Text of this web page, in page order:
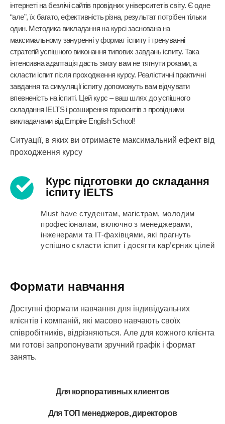
інтернеті на безлічі сайтів провідних університетів світу. Є одне
“але”, їх багато, ефективність різна, результат потрібен тільки
один. Методика викладання на курсі заснована на
максимальному зануренні у формат іспиту і тренуванні
стратегій успішного виконання типових завдань іспиту. Така
інтенсивна адаптація дасть змогу вам не тягнути роками, а
скласти іспит після проходження курсу. Реалістичні практичні
завдання та симуляції іспиту допоможуть вам відчувати
впевненість на іспиті. Цей курс – ваш шлях до успішного
складання IELTS і розширення горизонтів з провідними
викладачами від Empire English School!
Ситуації, в яких ви отримаєте максимальний ефект від
проходження курсу
Курс підготовки до складання
іспиту IELTS
Must have студентам, магістрам, молодим
професіоналам, включно з менеджерами,
інженерами та IT-фахівцями, які прагнуть
успішно скласти іспит і досягти кар’єрних цілей
Формати навчання
Доступні формати навчання для індивідуальних
клієнтів і компаній, які масово навчають своїх
співробітників, відрізняються. Але для кожного клієнта
ми готові запропонувати зручний графік і формат
занять.
Для корпоративных клиентов
Для ТОП менеджеров, директоров